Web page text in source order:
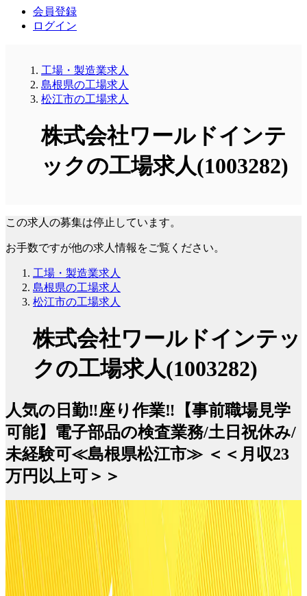
会員登録
ログイン
工場・製造業求人
島根県の工場求人
松江市の工場求人
株式会社ワールドインテ
ックの工場求人(1003282)
この求人の募集は停止しています。
お手数ですが他の求人情報をご覧ください。
工場・製造業求人
島根県の工場求人
松江市の工場求人
株式会社ワールドインテッ
クの工場求人(1003282)
人気の日勤‼座り作業‼【事前職場見学
可能】電子部品の検査業務/土日祝休み/
未経験可≪島根県松江市≫ ＜＜月収23
万円以上可＞＞